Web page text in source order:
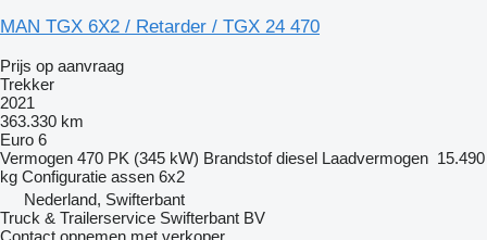
MAN TGX 6X2 / Retarder / TGX 24 470
Prijs op aanvraag
Trekker
2021
363.330 km
Euro 6
Vermogen 470 PK (345 kW) Brandstof diesel Laadvermogen 15.490
kg Configuratie assen 6x2
Nederland, Swifterbant
Truck & Trailerservice Swifterbant BV